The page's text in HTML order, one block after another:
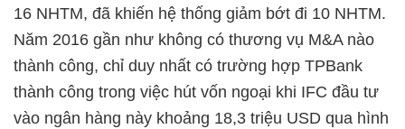
16 NHTM, đã khiến hệ thống giảm bớt đi 10 NHTM.
Năm 2016 gần như không có thương vụ M&A nào
thành công, chỉ duy nhất có trường hợp TPBank
thành công trong việc hút vốn ngoại khi IFC đầu tư
vào ngân hàng này khoảng 18,3 triệu USD qua hình